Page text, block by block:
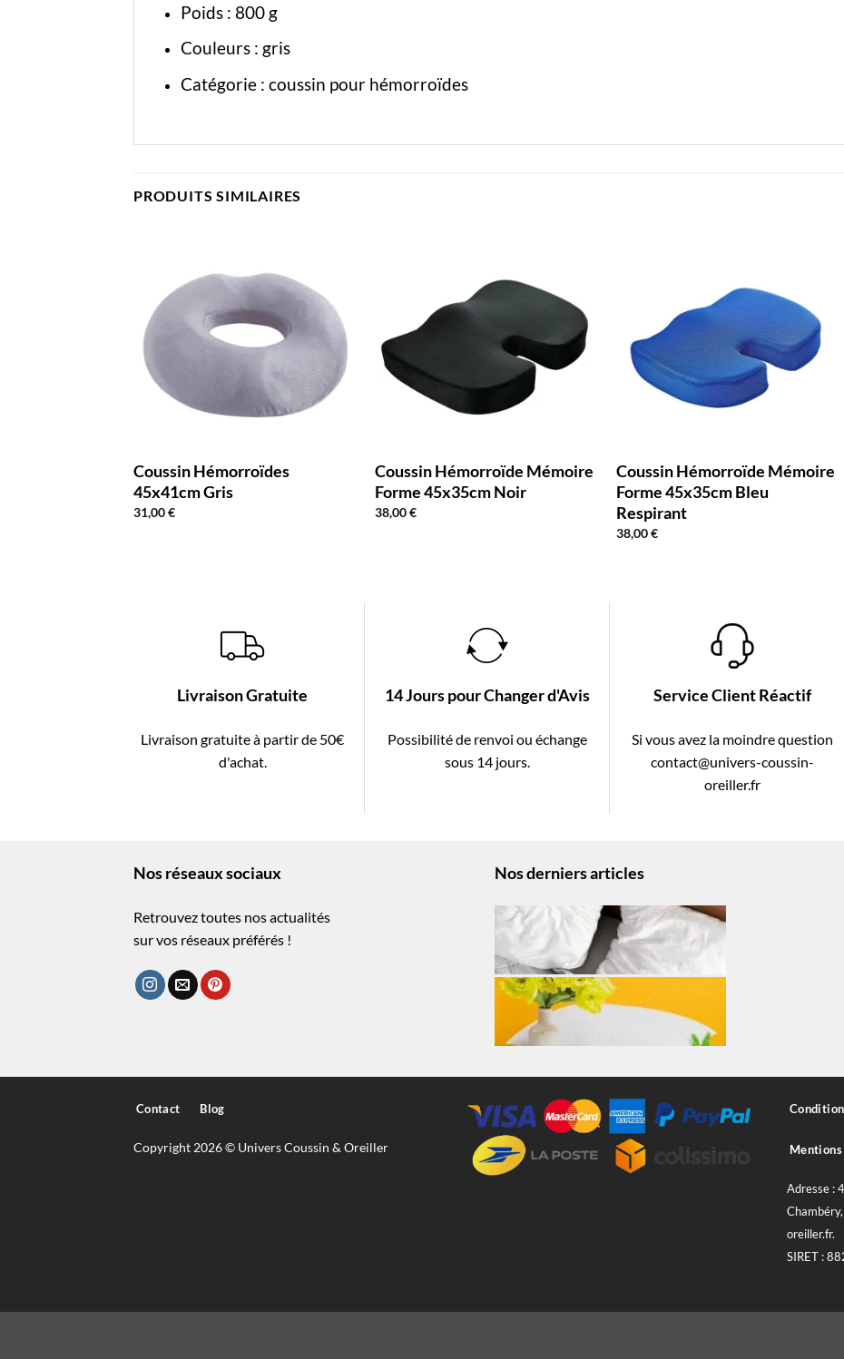
Poids : 800 g
Couleurs : gris
Catégorie : coussin pour hémorroïdes
PRODUITS SIMILAIRES
Coussin Hémorroïdes
45x41cm Gris
31,00€
Coussin Hémorroïde Mémoire
Forme 45x35cm Noir
38,00€
Coussin Hémorroïde Mémoire
Forme 45x35cm Bleu
Respirant
38,00€
Livraison Gratuite
Livraison gratuite à partir de 50€
d'achat.
14 Jours pour Changer d'Avis
Possibilité de renvoi ou échange
sous 14 jours.
Service Client Réactif
Si vous avez la moindre question
contact@univers-coussin-
oreiller.fr
Nos réseaux sociaux
Retrouvez toutes nos actualités
sur vos réseaux préférés !
Nos derniers articles
Contact Blog
Copyright 2026 © Univers Coussin & Oreiller
Adresse :
oreiller.fr.
SIRET :